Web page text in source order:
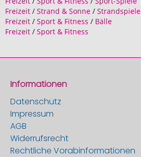
Freizeit / Strand & Sonne / Strandspiele
Freizeit / Sport & Fitness / Bälle
Freizeit / Sport & Fitness
Informationen
Datenschutz
Impressum
AGB
Widerrufsrecht
Rechtliche Vorabinformationen